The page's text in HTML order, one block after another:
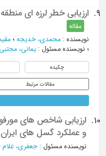
9. ارزیابی خطر لرزه ای
مقاله
نویسنده: محمدی، خدیجه؛
؛ نویسنده مسئول : یمانی، مجتبی ؛
چکیده
مقالات مرتبط
10.
ارزیابی شاخص های
و عملکرد گسل های ایران
نویسنده مسئول : جعفری،